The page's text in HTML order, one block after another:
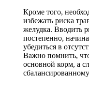
Кроме того,
избежать риска
желудка. Вводить
постепенно,
убедиться в
Важно помнить,
основной корм, а